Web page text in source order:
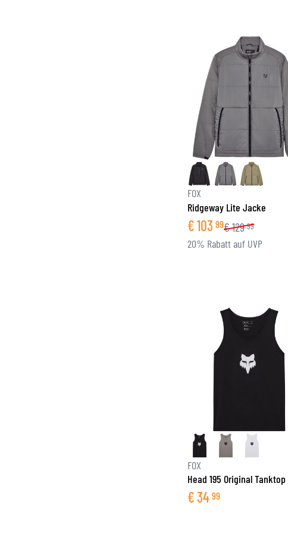
FOX
Ridgeway Lite Jacke
€103 99€129 99
20% Rabatt auf UVP
FOX
Head 195 Original Tanktop
€34 99